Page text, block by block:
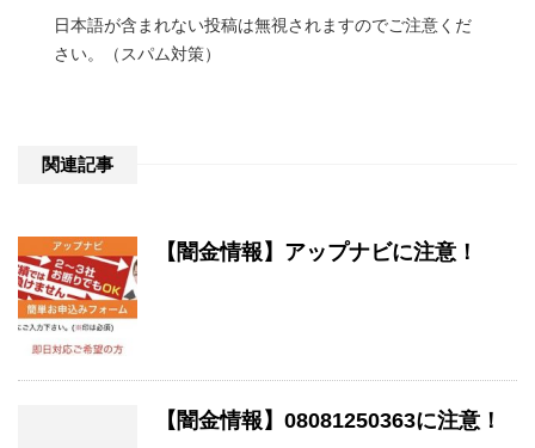
日本語が含まれない投稿は無視されますのでご注意くだ
さい。（スパム対策）
関連記事
【闇金情報】アップナビに注意！
【闇金情報】08081250363に注意！